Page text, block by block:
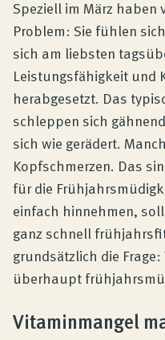
Produktberatung
Unternehmen
Kontakt
Magazin
Speziell im März haben
Problem: Sie fühlen
sich am liebsten
Leistungsfähigkeit und
herabgesetzt. Das
schleppen sich
sich wie gerädert.
Kopfschmerzen. Das
für die
einfach hinnehmen,
ganz schnell
grundsätzlich die
überhaupt
Vitaminmangel